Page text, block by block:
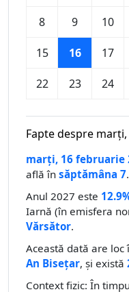
8 9 10
15 16 17
22 23 24
Fapte despre
marți, 16 februarie
află în săptămâna 7.
Anul 2027 este
Iarnă (în emisfera
Vărsător.
Această dată are loc
An Bisețar, și există
Context fizic: În